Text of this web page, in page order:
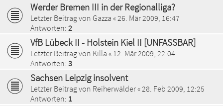
Werder Bremen III in der Regionalliga?
Letzter Beitrag von Gazza « 26. Mär 2009, 16:47
Antworten: 2
VfB Lübeck II - Holstein Kiel II [UNFASSBAR]
Letzter Beitrag von Killa « 12. Mär 2009, 22:04
Antworten: 3
Sachsen Leipzig insolvent
Letzter Beitrag von Reiherwälder« 28. Feb 2009, 12:25
Antworten: 1